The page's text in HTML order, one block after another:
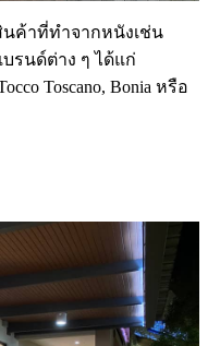
ค้าที่ทำจากหนังเช่น
บรนด์ต่าง ๆ ได้แก่
Toscano, Bonia หรือ